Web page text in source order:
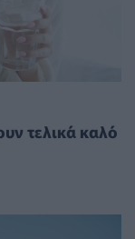
τελικά καλό